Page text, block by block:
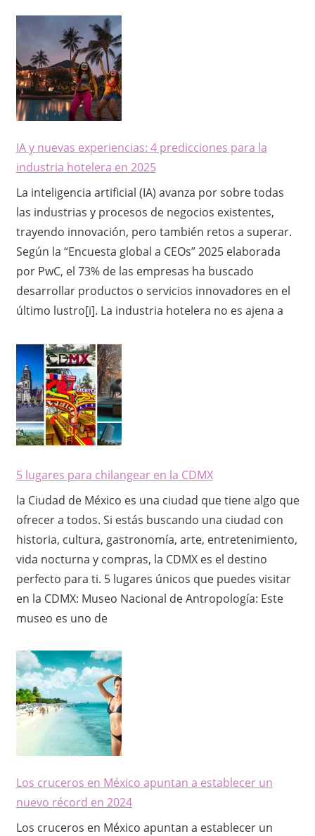
IA y nuevas experiencias: 4 predicciones para la
industria hotelera en 2025
La inteligencia artificial (IA) avanza por sobre todas
las industrias y procesos de negocios existentes,
trayendo innovación, pero también retos a superar.
Según la “Encuesta global a CEOs” 2025 elaborada
por PwC, el 73% de las empresas ha buscado
desarrollar productos o servicios innovadores en el
último lustro[i]. La industria hotelera no es ajena a
5 lugares para chilangear en la CDMX
la Ciudad de México es una ciudad que tiene algo que
ofrecer a todos. Si estás buscando una ciudad con
historia, cultura, gastronomía, arte, entretenimiento,
vida nocturna y compras, la CDMX es el destino
perfecto para ti. 5 lugares únicos que puedes visitar
en la CDMX: Museo Nacional de Antropología: Este
museo es uno de
Los cruceros en México apuntan a establecer un
nuevo récord en 2024
Los cruceros en México apuntan a establecer un